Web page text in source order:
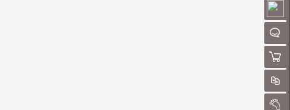
聊
购物
对
我的